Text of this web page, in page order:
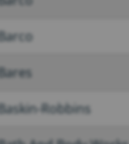
Robbins